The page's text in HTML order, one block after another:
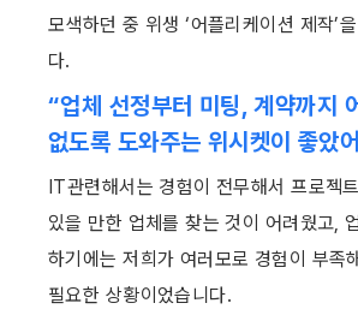
모색하던 중 위생 ‘어플리케이션 제작’
다.
“업체 선정부터 미팅, 계약까지
없도록 도와주는 위시켓이 좋았
IT관련해서는 경험이 전무해서 프로젝
있을 만한 업체를 찾는 것이 어려웠고,
하기에는 저희가 여러모로 경험이 부족
필요한 상황이었습니다.